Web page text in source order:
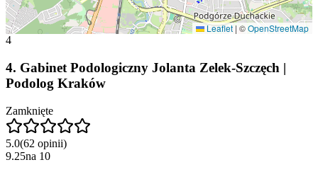
Leaflet | ©OpenStreetMap
4
4. Gabinet Podologiczny Jolanta Zelek-Szczęch |
Podolog Kraków
Zamknięte
5.0(62 opinii)
9.25na 10